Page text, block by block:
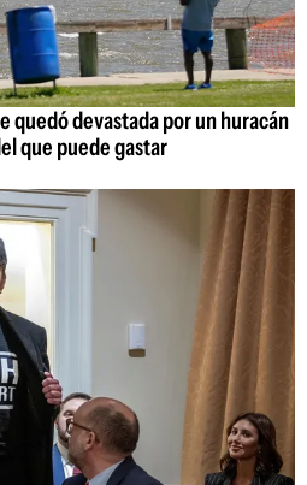
quedó devastada por un huracán
que puede gastar